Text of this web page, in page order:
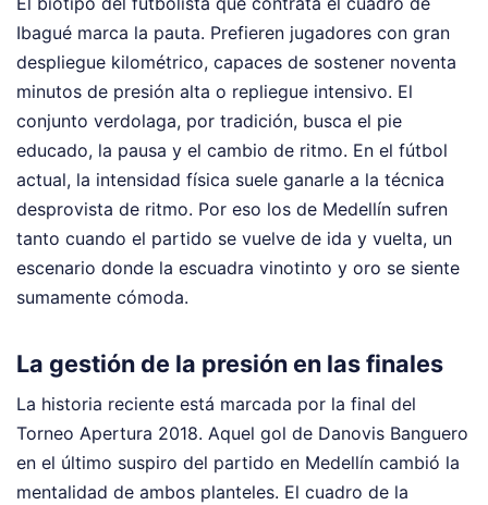
Ibagué marca la pauta. Prefieren jugadores con gran
despliegue kilométrico, capaces de sostener noventa
minutos de presión alta o repliegue intensivo. El
conjunto verdolaga, por tradición, busca el pie
educado, la pausa y el cambio de ritmo. En el fútbol
actual, la intensidad física suele ganarle a la técnica
desprovista de ritmo. Por eso los de Medellín sufren
tanto cuando el partido se vuelve de ida y vuelta, un
escenario donde la escuadra vinotinto y oro se siente
sumamente cómoda.
La gestión de la presión en las finales
La historia reciente está marcada por la final del
Torneo Apertura 2018. Aquel gol de Danovis Banguero
en el último suspiro del partido en Medellín cambió la
mentalidad de ambos planteles. El cuadro de la